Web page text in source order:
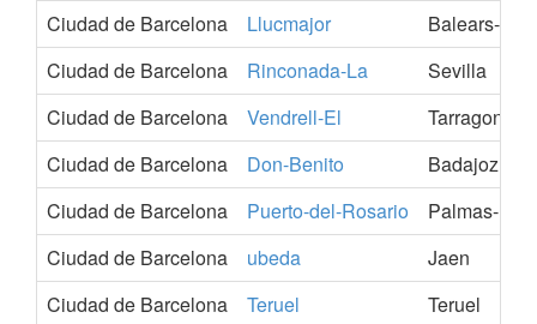
Ciudad de Barcelona
Llucmajor
Balears-Illes
Ciudad de Barcelona
Rinconada-La
Sevilla
Ciudad de Barcelona
Vendrell-El
Tarragona
Ciudad de Barcelona
Don-Benito
Badajoz
Ciudad de Barcelona
Puerto-del-Rosario
Palmas-Las
Ciudad de Barcelona
ubeda
Jaen
Ciudad de Barcelona
Teruel
Teruel